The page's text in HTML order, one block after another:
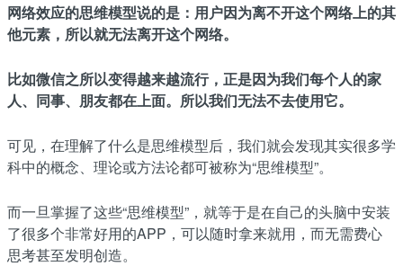
网络效应的思维模型说的是：用户因为离不开这个网络上的其
他元素，所以就无法离开这个网络。
比如微信之所以变得越来越流行，正是因为我们每个人的家
人、同事、朋友都在上面。所以我们无法不去使用它。
可见，在理解了什么是思维模型后，我们就会发现其实很多学
科中的概念、理论或方法论都可被称为“思维模型”。
而一旦掌握了这些“思维模型”，就等于是在自己的头脑中安装
了很多个非常好用的APP，可以随时拿来就用，而无需费心
思考甚至发明创造。